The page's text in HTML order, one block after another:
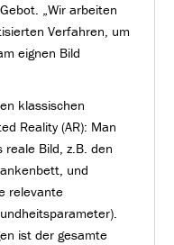
„Wir arbeiten
Verfahren, um
eignen Bild
klassischen
Reality (AR): Man
Bild, z.B. den
und
relevante
ist der gesamte